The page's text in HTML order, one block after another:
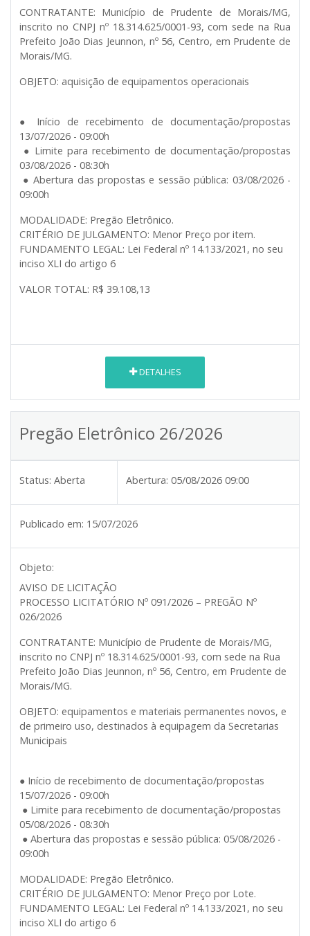
CONTRATANTE: Município de Prudente de Morais/MG,
inscrito no CNPJ nº 18.314.625/0001-93, com sede na Rua
Prefeito João Dias Jeunnon, nº 56, Centro, em Prudente de
Morais/MG.
OBJETO: aquisição de equipamentos operacionais
● Início de recebimento de documentação/propostas
13/07/2026 - 09:00h
● Limite para recebimento de documentação/propostas
03/08/2026 - 08:30h
● Abertura das propostas e sessão pública: 03/08/2026 -
09:00h
MODALIDADE: Pregão Eletrônico.
CRITÉRIO DE JULGAMENTO: Menor Preço por item.
FUNDAMENTO LEGAL: Lei Federal nº 14.133/2021, no seu
inciso XLI do artigo 6
VALOR TOTAL: R$ 39.108,13
DETALHES
Pregão Eletrônico 26/2026
Status: Aberta Abertura: 05/08/2026 09:00
Publicado em: 15/07/2026
Objeto:
AVISO DE LICITAÇÃO
PROCESSO LICITATÓRIO Nº 091/2026 – PREGÃO Nº
026/2026
CONTRATANTE: Município de Prudente de Morais/MG,
inscrito no CNPJ nº 18.314.625/0001-93, com sede na Rua
Prefeito João Dias Jeunnon, nº 56, Centro, em Prudente de
Morais/MG.
OBJETO: equipamentos e materiais permanentes novos, e
de primeiro uso, destinados à equipagem da Secretarias
Municipais
● Início de recebimento de documentação/propostas
15/07/2026 - 09:00h
● Limite para recebimento de documentação/propostas
05/08/2026 - 08:30h
● Abertura das propostas e sessão pública: 05/08/2026 -
09:00h
MODALIDADE: Pregão Eletrônico.
CRITÉRIO DE JULGAMENTO: Menor Preço por Lote.
FUNDAMENTO LEGAL: Lei Federal nº 14.133/2021, no seu
inciso XLI do artigo 6